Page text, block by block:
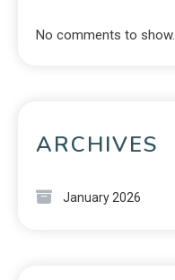
No comments to show.
ARCHIVES
January 2026